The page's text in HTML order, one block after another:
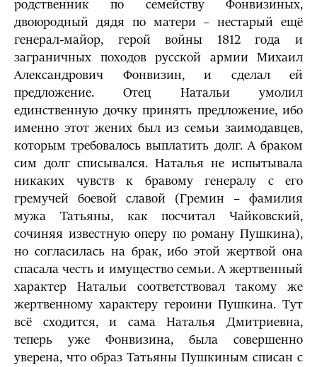
родственник по семейству Фонвизиных,
двоюродный дядя по матери – нестарый ещё
генерал-майор, герой войны 1812 года и
заграничных походов русской армии Михаил
Александрович Фонвизин, и сделал ей
предложение. Отец Натальи умолил
единственную дочку принять предложение, ибо
именно этот жених был из семьи заимодавцев,
которым требовалось выплатить долг. А браком
сим долг списывался. Наталья не испытывала
никаких чувств к бравому генералу с его
гремучей боевой славой (Гремин – фамилия
мужа Татьяны, как посчитал Чайковский,
сочиняя известную оперу по роману Пушкина),
но согласилась на брак, ибо этой жертвой она
спасала честь и имущество семьи. А жертвенный
характер Натальи соответствовал такому же
жертвенному характеру героини Пушкина. Тут
всё сходится, и сама Наталья Дмитриевна,
теперь уже Фонвизина, была совершенно
уверена, что образ Татьяны Пушкиным списан с